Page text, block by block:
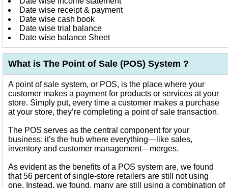
Date wise receipt & payment
Date wise cash book
Date wise trial balance
Date wise balance Sheet
What is The Point of Sale (POS) System ?
A point of sale system, or POS, is the place where your
customer makes a payment for products or services at your
store. Simply put, every time a customer makes a purchase
at your store, they’re completing a point of sale transaction.
The POS serves as the central component for your
business; it’s the hub where everything—like sales,
inventory and customer management—merges.
As evident as the benefits of a POS system are, we found
that 56 percent of single-store retailers are still not using
one. Instead, we found, many are still using a combination of